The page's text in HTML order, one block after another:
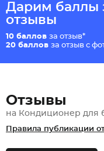
Дарим баллы
отзывы
10 баллов за отзыв*
20 баллов за отзыв с
Отзывы
на Кондиционер для
Правила публикации